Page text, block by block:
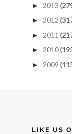
► 2013
► 2012
► 2011
► 2010
► 2009
LIKE US